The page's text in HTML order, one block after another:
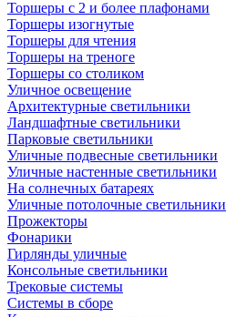
Торшеры с 2 и более плафонами
Торшеры изогнутые
Торшеры для чтения
Торшеры на треноге
Торшеры со столиком
Уличное освещение
Архитектурные светильники
Ландшафтные светильники
Парковые светильники
Уличные подвесные светильники
Уличные настенные светильники
На солнечных батареях
Уличные потолочные светильники
Прожекторы
Фонарики
Гирлянды уличные
Консольные светильники
Трековые системы
Системы в сборе